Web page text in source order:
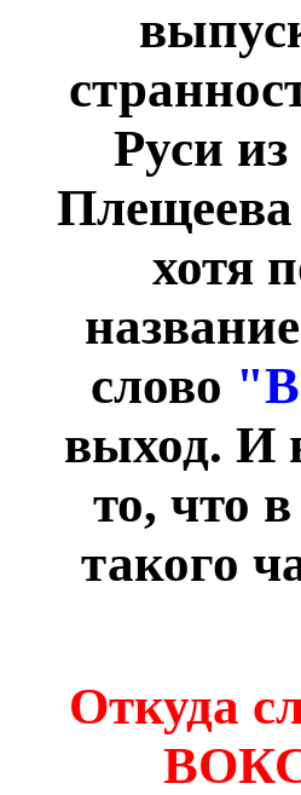
Руси
хотя
слово
выход. И
то, что
такого
Откуда